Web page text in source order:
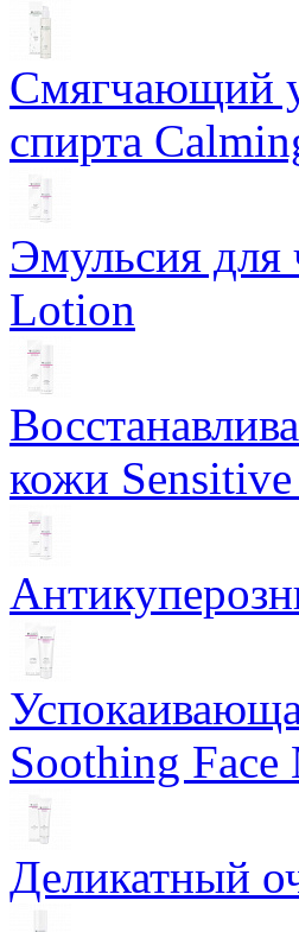
Смягчающий
спирта
Эмульсия для
Lotion
кожи
Soothing Face
Деликатный